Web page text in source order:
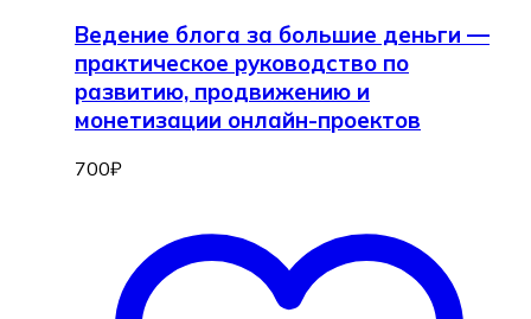
Ведение блога за большие деньги —
практическое руководство по
развитию, продвижению и
монетизации онлайн-проектов
700₽